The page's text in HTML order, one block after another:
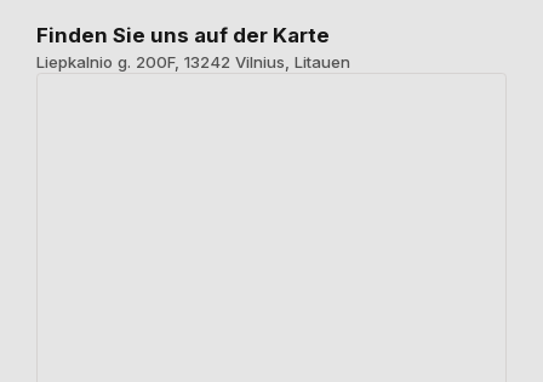
Finden Sie uns auf der Karte
Liepkalnio g. 200F, 13242 Vilnius, Litauen